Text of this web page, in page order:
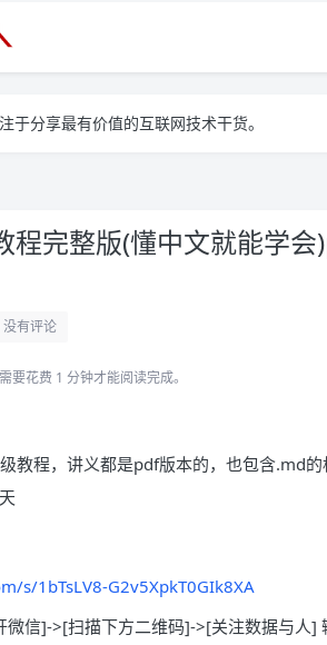
于分享最有价值的互联网技术干货。
程完整版(懂中文就能学
没有评论
要花费 1 分钟才能阅读完成。
教程，讲义都是pdf版本的，也包含.md的
s/1bTsLV8-G2v5XpkT0GIk8XA
微信]->[扫描下方二维码]->[关注数据与人]